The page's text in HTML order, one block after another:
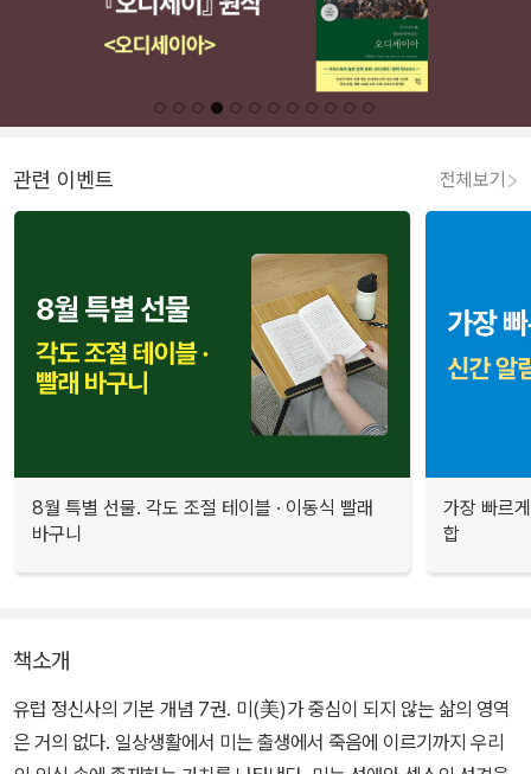
관련 이벤트 전체보기
8월 특별 선물. 각도 조절 테이블 · 이동식 빨래
바구니
가장 빠르
합
책소개
유럽 정신사의 기본 개념 7권. 미(美)가 중심이 되지 않는 삶의 영역
은 거의 없다. 일상생활에서 미는 출생에서 죽음에 이르기까지 우리